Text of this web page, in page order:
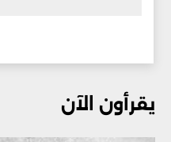
يقرأون الآن